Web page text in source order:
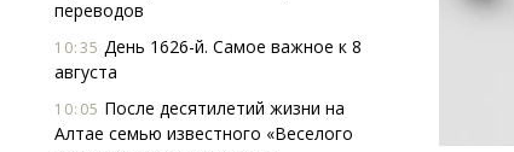
переводов
10:35 День 1626-й. Самое важное к 8
августа
10:05 После десятилетий жизни на
Алтае семью известного «Веселого
земли. Мощение крупноформатными
плитами становится новым
стандартом благоустройства
СТРОИТЕЛЬСТВО